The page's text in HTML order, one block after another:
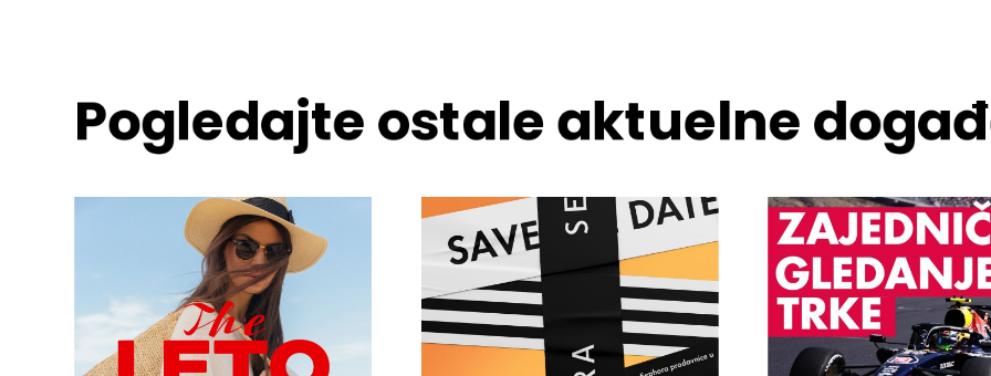
Pogledajte ostale aktuelne